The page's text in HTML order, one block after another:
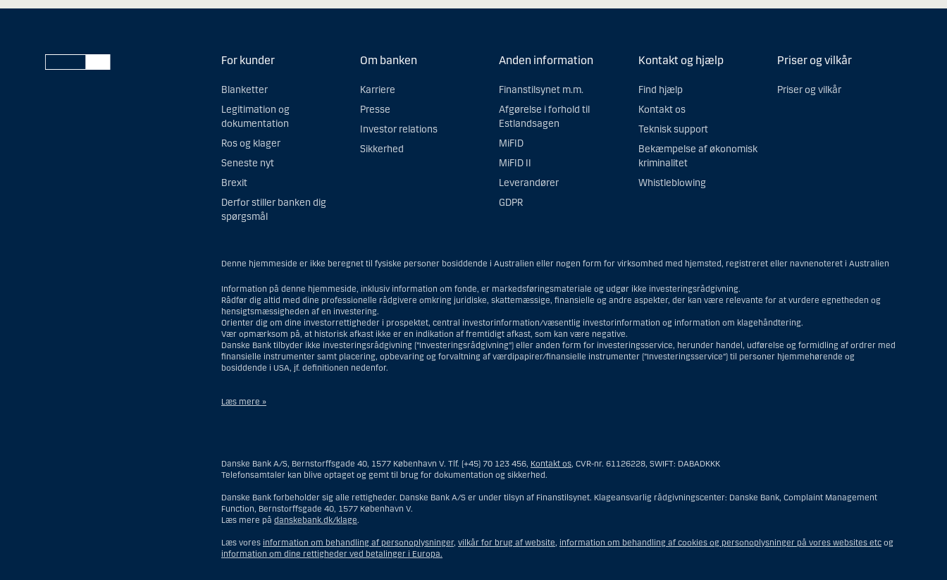
For kunder
Blanketter
Legitimation og
dokumentation
Ros og klager
Seneste nyt
Brexit
Derfor stiller banken dig
spørgsmål
Om banken
Karriere
Presse
Investor relations
Sikkerhed
Anden information
Finanstilsynet m.m.
Afgørelse i forhold til
Estlandsagen
MiFID
MiFID II
Leverandører
GDPR
Kontakt og hjælp
Find hjælp
Kontakt os
Teknisk support
Bekæmpelse af økonomisk
kriminalitet
Whistleblowing
Priser og vilkår
Priser og vilkår
Denne hjemmeside er ikke beregnet til fysiske personer bosiddende i Australien eller nogen form for virksomhed med hjemsted, registreret eller navnenoteret i Australien
Information på denne hjemmeside, inklusiv information om fonde, er markedsføringsmateriale og udgør ikke investeringsrådgivning.
Rådfør dig altid med dine professionelle rådgivere omkring juridiske, skattemæssige, finansielle og andre aspekter, der kan være relevante for at vurdere egnetheden og
hensigtsmæssigheden af en investering.
Orienter dig om dine investorrettigheder i prospektet, central investorinformation/væsentlig investorinformation og information om klagehåndtering.
Vær opmærksom på, at historisk afkast ikke er en indikation af fremtidigt afkast, som kan være negative.
Danske Bank tilbyder ikke investeringsrådgivning (”Investeringsrådgivning”) eller anden form for investeringsservice, herunder handel, udførelse og formidling af ordrer med
finansielle instrumenter samt placering, opbevaring og forvaltning af værdipapirer/finansielle instrumenter (”Investeringsservice”) til personer hjemmehørende og
bosiddende i USA, jf. definitionen nedenfor.
Læs mere »
I forhold til Investeringsrådgivning skal en person hjemmehørende og bosiddende i USA forstås som enhver af følgende:
En fysisk person hjemmehørende og bosiddende i USA.
En virksomhed eller et interessentskab som er registreret eller organiseret i USA, men som ikke er et offshore-rådgivningscenter eller en anden form for repræsentation
tilhørende en person hjemmehørende og bosiddende i USA, som har en gyldig forretningsmæssig begrundelse for sit virke, og som varetager opgaver og reguleres som
Et rådgivningscenter eller en repræsentation tilhørende et udenlandsk selskab med base i USA.
Danske Bank A/S, Bernstorffsgade 40, 1577 København V. Tlf. (+45) 70 123 456, Kontakt os, CVR-nr. 61126228, SWIFT: DABADKKK
Telefonsamtaler kan blive optaget og gemt til brug for dokumentation og sikkerhed.
Danske Bank forbeholder sig alle rettigheder. Danske Bank A/S er under tilsyn af Finanstilsynet. Klageansvarlig rådgivningscenter: Danske Bank, Complaint Management
Function, Bernstorffsgade 40, 1577 København V.
Læs mere på danskebank.dk/klage.
Læs vores information om behandling af personoplysninger, vilkår for brug af website, information om behandling af cookies og personoplysninger på vores websites etc og
information om dine rettigheder ved betalinger i Europa.